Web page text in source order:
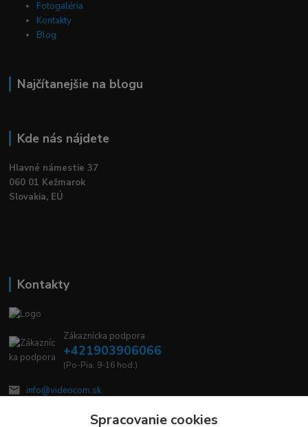
Fotogaléria
Kontakty
Blog
Najčítanejšie na blogu
Kde nás nájdete
Hlavné námestie 37
060 01 Kežmarok
Slovakia, EÚ
Kontakty
Zákaznícka podpora
+421903906066
(Po-Pia, 9-16 hod.)
info@videocom.sk
Spracovanie cookies